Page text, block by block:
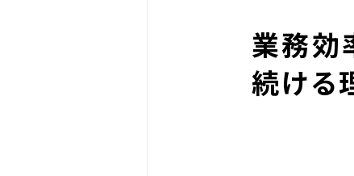
業務効
続ける